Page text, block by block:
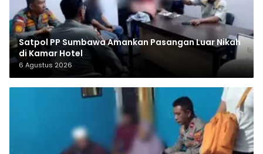
Satpol PP Sumbawa Amankan Pasangan Luar Nikah
di Kamar Hotel
6 Agustus 2026